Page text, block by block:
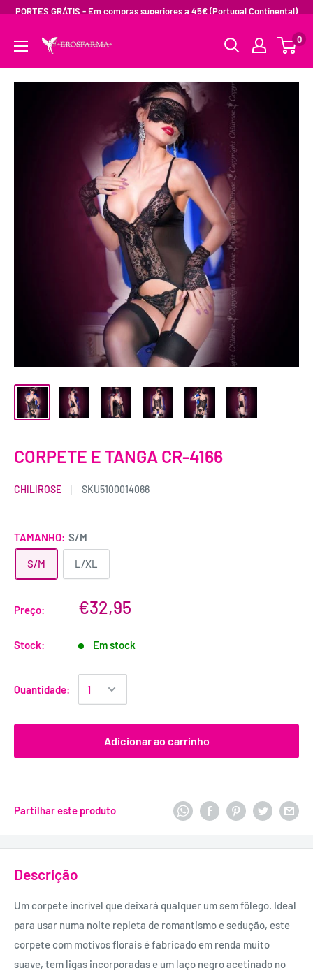
PORTES GRÁTIS - Em compras superiores a 45€ (Portugal Continental)
0
CORPETE E TANGA CR-4166
CHILIROSE SKU5100014066
TAMANHO: S/M
S/M L/XL
Preço: €32,95
Stock: Em stock
Quantidade:
Adicionar ao carrinho
Partilhar este produto
Descrição
Um corpete incrível que deixará qualquer um sem fôlego. Ideal
para usar numa noite repleta de romantismo e sedução, este
corpete com motivos florais é fabricado em renda muito
suave, tem ligas incorporadas e um laço negro acetinado no